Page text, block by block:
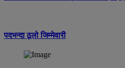
पदभन्दा ठूलो जिम्मेवारी